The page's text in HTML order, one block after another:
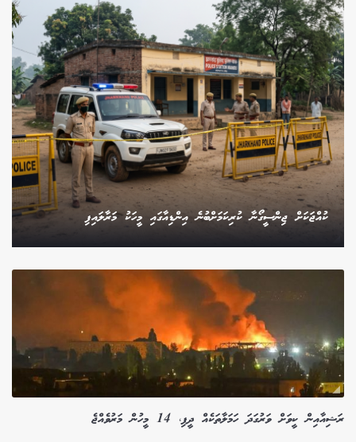
ކުއްޖަކަށް ޖިންސީގޯނާ ކުރިކަމަށްބުނެ އިންޑިއާގައި މީހަކު މަރާލައިފި
ރަޝިއާއިން ކީވަށް ވަރުގަދަ ހަމަލާތަކެއް ދީފި، 14 މީހުން މަރުވެއްޖެ